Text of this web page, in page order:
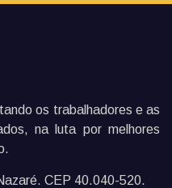
os trabalhadores e as
na luta por melhores
CEP 40.040-520.